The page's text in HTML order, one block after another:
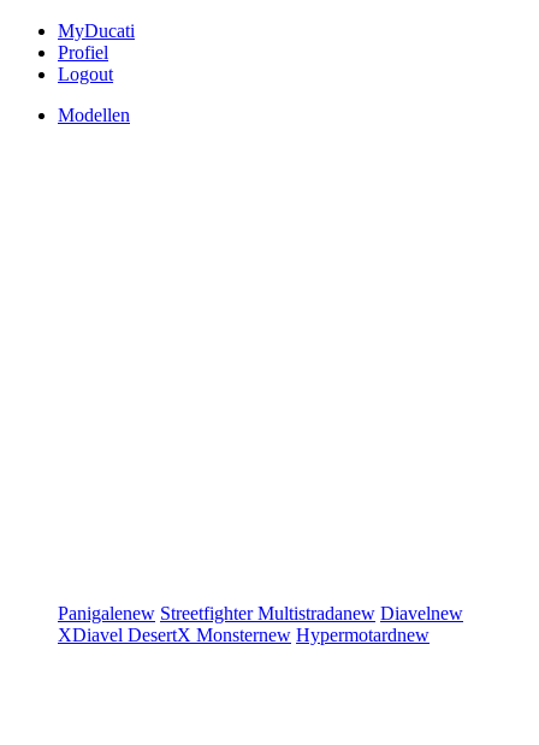
MyDucati
Profiel
Logout
Modellen
Panigalenew StreetfighterMultistradanew Diavelnew
XDiavel DesertX Monsternew Hypermotardnew